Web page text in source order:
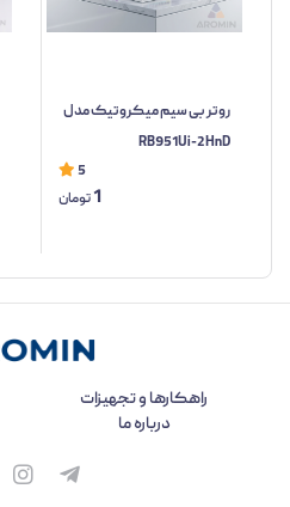
روتر بی سیم میکروتیک مدل
RB951Ui-2HnD
5
1تومان
راهکارها و تجهیزات
درباره ما